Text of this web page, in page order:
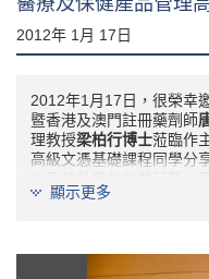
2012年 1月 17日
2012年1月17日，很榮幸
暨香港及澳門註冊藥劑師
理教授梁柏行博士蒞臨作
高級文憑基礎課程同學分
相關行業有更清晰的了解。
顯示更多